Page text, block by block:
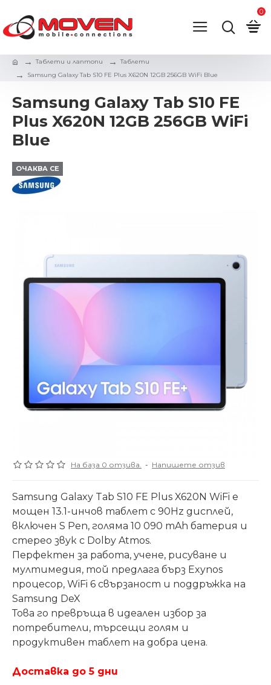
0
Таблети и лаптопи
Таблети
Samsung Galaxy Tab S10 FE Plus X620N 12GB 256GB WiFi Blue
Samsung Galaxy Tab S10 FE
Plus X620N 12GB 256GB WiFi
Blue
ОЧАКВА СЕ
На база 0 отзива. - Напишете отзив
Samsung Galaxy Tab S10 FE Plus X620N WiFi е
мощен 13.1-инчов таблет с 90Hz дисплей,
включен S Pen, голяма 10 090 mAh батерия и
стерео звук с Dolby Atmos.
Перфектен за работа, учене, рисуване и
мултимедия, той предлага бърз Exynos
процесор, WiFi 6 свързаност и поддръжка на
Samsung DeX
Това го превръща в идеален избор за
потребители, търсещи голям и
продуктивен таблет на добра цена.
Доставка до 5 дни